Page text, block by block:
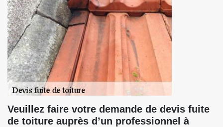
Veuillez faire votre demande de devis fuite
de toiture auprès d’un professionnel à